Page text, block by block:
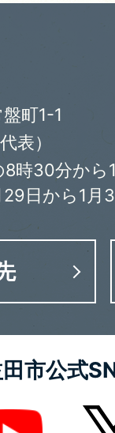
町1-1
表）
時30分から
29日から1月
市公式
X